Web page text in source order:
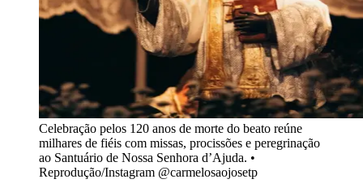
Celebração pelos 120 anos de morte do beato reúne
milhares de fiéis com missas, procissões e peregrinação
ao Santuário de Nossa Senhora d’Ajuda. •
Reprodução/Instagram @carmelosaojosetp